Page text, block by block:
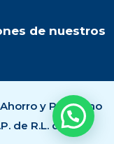
de nuestros
y Préstamo
de R.L. de C.V..